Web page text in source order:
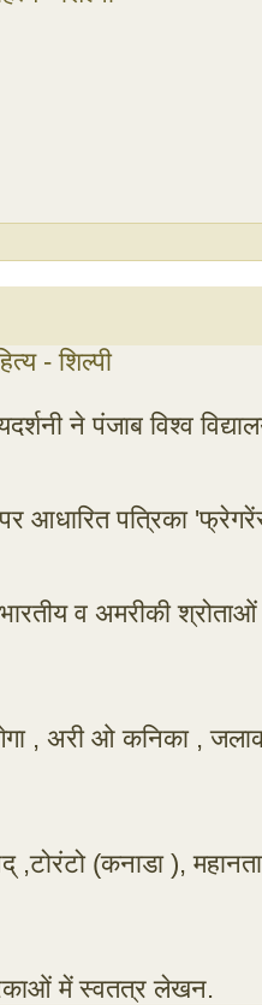
- शिल्पी
ने पंजाब विश्व
आधारित पत्रिका
व अमरीकी
, अरी ओ कनिका ,
,टोरंटो (कनाडा ),
में स्वतत्र लेखन.